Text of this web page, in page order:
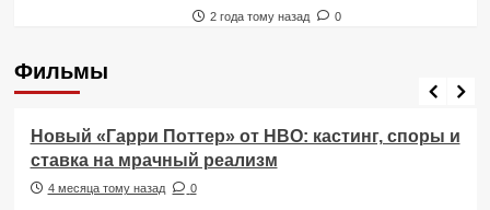
2 года тому назад 0
Фильмы
Фильмы
Новый «Гарри Поттер» от HBO: кастинг, споры и
ставка на мрачный реализм
4 месяца тому назад 0